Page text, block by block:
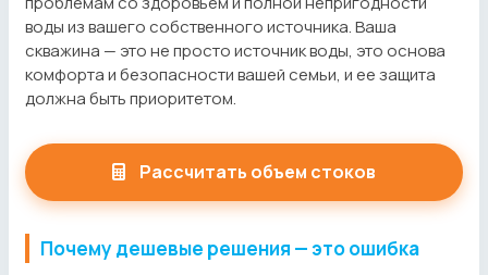
воды из вашего собственного источника. Ваша
скважина — это не просто источник воды, это основа
комфорта и безопасности вашей семьи, и ее защита
должна быть приоритетом.
Рассчитать объем стоков
Почему дешевые решения — это ошибка